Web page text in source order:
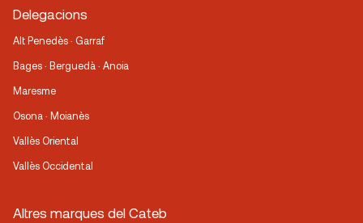
Delegacions
Alt Penedès · Garraf
Bages · Berguedà · Anoia
Maresme
Osona · Moianès
Vallès Oriental
Vallès Occidental
Altres marques del Cateb